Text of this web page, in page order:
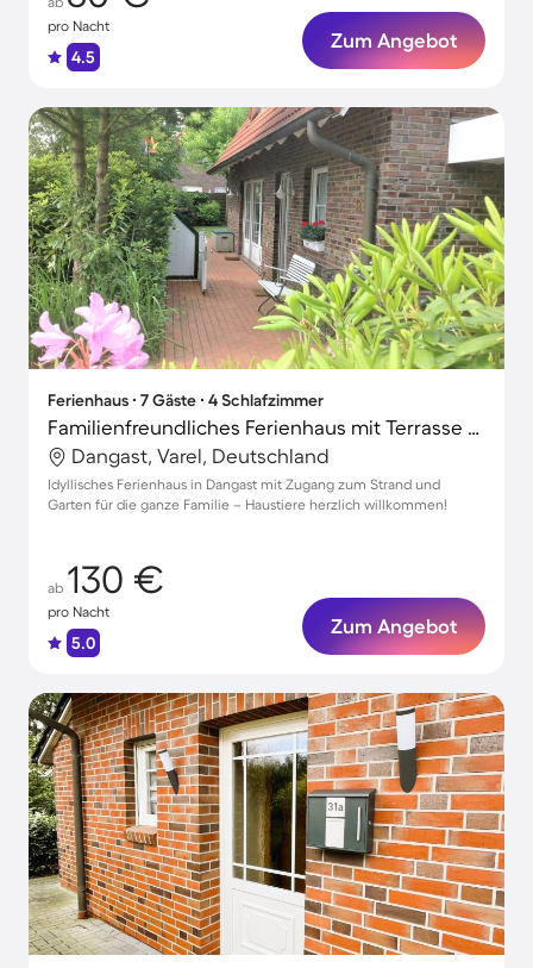
pro Nacht
4.5
Zum Angebot
Ferienhaus ∙ 7 Gäste ∙ 4 Schlafzimmer
Familienfreundliches Ferienhaus mit Terrasse und Garten | Strand in der Nähe | Haustiere sind willkommen
Dangast, Varel, Deutschland
Idyllisches Ferienhaus in Dangast mit Zugang zum Strand und
Garten für die ganze Familie – Haustiere herzlich willkommen!
ab 130 €
pro Nacht
5.0
Zum Angebot